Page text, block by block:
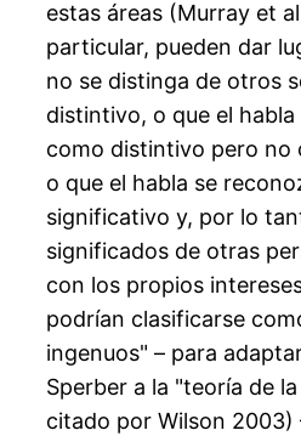
estas áreas (Murray et
particular, pueden dar
no se distinga de otros
distintivo, o que el
como distintivo pero no
o que el habla se
significativo y, por lo
significados de otras
con los propios
podrían clasificarse
ingenuos" – para
Sperber a la "teoría de
citado por Wilson 2003)